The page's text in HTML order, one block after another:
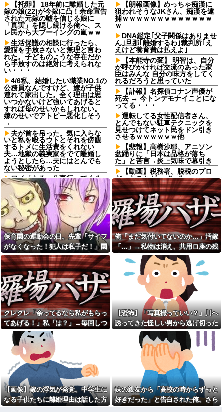
【托卵】 18年前に離婚した元
嫁の娘(22)が今嫁に凸！余命宣告
された元嫁の嘘を信じる娘に
「真実」を隠し続ける俺へ、ス
レ民から大ブーイングの嵐ｗｗ
生活保護の相談に行ったら、
愛猫を手放さないと無理と言わ
れた。子どものような存在だか
ら手放すのは絶対に考えられな
い・・・
4/6私、結婚したい職業NO.1の
公務員なんですけど、嫁が子供
連れて家出した。全く理由は思
いつかないけど強いてあげると
すれば母のせいかもしれない。
嫁のせいでアトピー悪化しそう
→
夫が首を吊った。気に入らな
いと私を殴るウトとそれを傍観
するトメに生活費をくれない
夫…地獄の義実家をでて離婚し
ようとしたら…夫にはとんでも
ない秘密があった
ワイ「たろー仕事行ってくる
ね！（飼い犬）」犬「…？（ぷ
い」
母「お姉ちゃんは偉いのに、
あんたはねぇ…」私「また比べ
るの？」→積もり積もった不満
がついに爆発して…
嫁からマジで離婚を切り出さ
れている。俺がネトゲしすぎて
全くかまわなかったのが原因ら
しく...
バイト先のコンビニに、泥ま
みれの土方が入店してきた。子
供「パパ！あのおじさんたちお
店汚してるよ！」→する
と・・・
何処情報か知らんけど定期的
に嘘情報を流す馬鹿がいる
飲み屋でケンカした相手をコ
ロした男の弁護をした。そして
数年後、因果応報を思わせる出
来事が…
熊本地震で居酒屋から温泉が
湧き出るｗｗｗｗｗｗｗｗ
【悲報】思春期の娘に「キモ
ッ」と言われたお父さん、グレ
るｗｗｗｗｗｗｗ
吉岡里帆が橋本環奈、広瀬す
ずクラスになれなかった理由ｗ
ｗｗｗｗｗ
【朗報画像】めっちゃ痴漢に
狙われそうなJKさん、痴漢を逮
捕ｗｗｗｗｗｗｗｗｗｗｗｗｗ
ｗ
DNA鑑定｢父子関係はありませ
ん｣旦那｢離婚するわ｣裁判所｢え
えけど養育費は払えよ｣
【本能寺の変】 明智は、自分
が呼びかければ交流のあった家
臣はみんな 自分の味方をしてく
れるだろうと思っていた
【訃報】名探偵コナン声優が
死去 → 今トンデモナイことにな
ってる・・・
運転してる女性配信者さん、
とんでもない駐車テクニックを
見せつけてネット民をドン引き
させるｗｗｗｗｗｗ他
【悲報】高樹沙耶、アニソン
盆踊りに「日本は品格が落ち
た」と苦言→炎上気味で幕引き
【動画】税務署、脱税のプロ
だったことが、バレるwww
【未練】妻の不貞により離婚
した 今後2度と会うつもりはない
と大見得切ったものの、半年過
ぎると少しずつ妻が恋しくなっ
ていった → 結局、月1の子供面
会日の後に…
骨盤骨折の後輩が階段でスカ
ートの裾を上げて慎重に降りて
る姿を見て「お姫様気取りｗ
ｗ」と爆笑・悪口を連発する社
内彼女！事故背景を知りながら
マウントと嫉妬で嘲笑する性根
の汚さに一気に冷めた・・・
両親の離婚原因が私。結婚し
た原因も私。
【愚痴】義父はなんとなく、
「旦那より義弟」を可愛がって
いる感じがする。旦那もそれを
感じていて、義母にも相談した
ことがあるらしい。見ていると
なんだか切ない。
近寄りがたい怖いキャラを目
指していた俺は自己紹介カード
の自画像に自分だけそこにオリ
ジナルの氏神を描いた
③【相談】相談者「嫁から連
れ子の息子への愛が足りないか
ら離婚を考えてると言われた」
住民「嫁の高望みかな？」相談
者「嫁にここ見せたら顔真っ赤
保育園の運動会の日。先輩「サイフ
がなくなった！犯人は私子だ！」園
長「警察沙汰は勘弁して～」→誰も
味方がいないと思ったその時…
俺「まだ気付いてないのか…」汚嫁
「…」→私物は消え、共用ロ座の残
高は653円。それでも嫁は平然とし
ていて…
クレクレ「余ってるなら私がもらっ
てあげる！」私「は？」→毎回しつ
こく食い下がるので、ある方法を試
した結果…
【恐怖】「写真撮っていい？」川へ
誘ってきた怪しい男から逃げ切った
私⇒テレビに映った『衝撃の顔』に
絶句
【画像】嫁の浮気が発覚。中学生に
なる子供たちに離婚理由は話した方
妹の親友から「高校の時からずっと
好きだった」と告白された俺。さら